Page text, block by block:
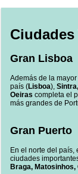
Ciudades
Gran Lisboa
Además de la
país (Lisboa),
Oeiras completa el
más grandes de
Gran Puerto
En el norte del país,
ciudades
Braga,